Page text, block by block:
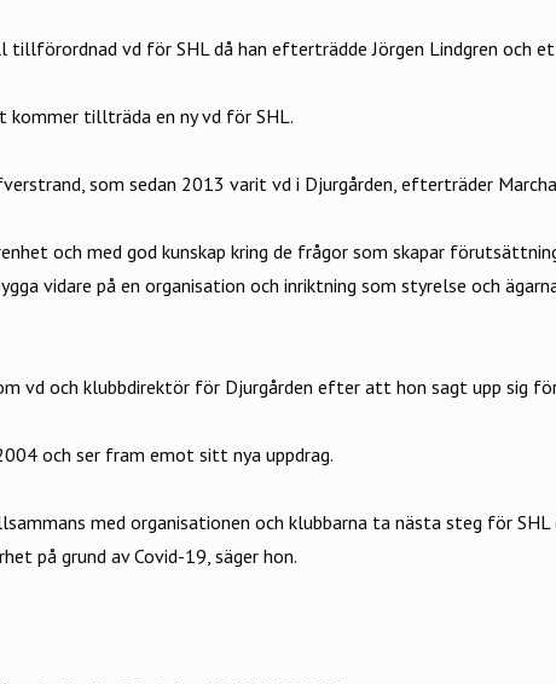
vd för SHL då han efterträdde Jörgen Lindgren och
tillträda en ny vd för SHL.
som sedan 2013 varit vd i Djurgården, efterträder
och med god kunskap kring de frågor som skapar
vidare på en organisation och inriktning som styrelse och
vd och klubbdirektör för Djurgården efter att hon sagt upp sig
och ser fram emot sitt nya uppdrag.
med organisationen och klubbarna ta nästa steg för
på grund av Covid-19, säger hon.